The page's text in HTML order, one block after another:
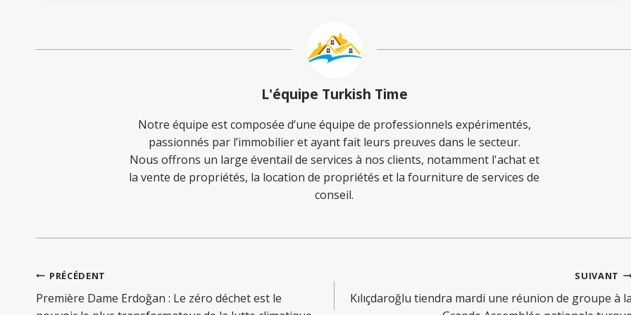
L'équipe Turkish Time
Notre équipe est composée d’une équipe de professionnels expérimentés,
passionnés par l’immobilier et ayant fait leurs preuves dans le secteur.
Nous offrons un large éventail de services à nos clients, notamment l'achat et
la vente de propriétés, la location de propriétés et la fourniture de services de
conseil.
Navigation
de
l’article
PRÉCÉDENT
Première Dame Erdoğan : Le zéro déchet est le
SUIVANT
Kılıçdaroğlu tiendra mardi une réunion de groupe à